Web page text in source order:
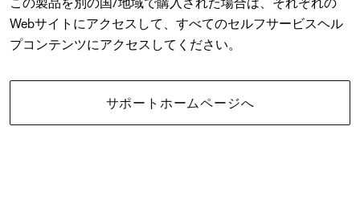
Webサイトにアクセスして、すべてのセルフサービスヘル
プコンテンツにアクセスしてください。
サポートホームページへ